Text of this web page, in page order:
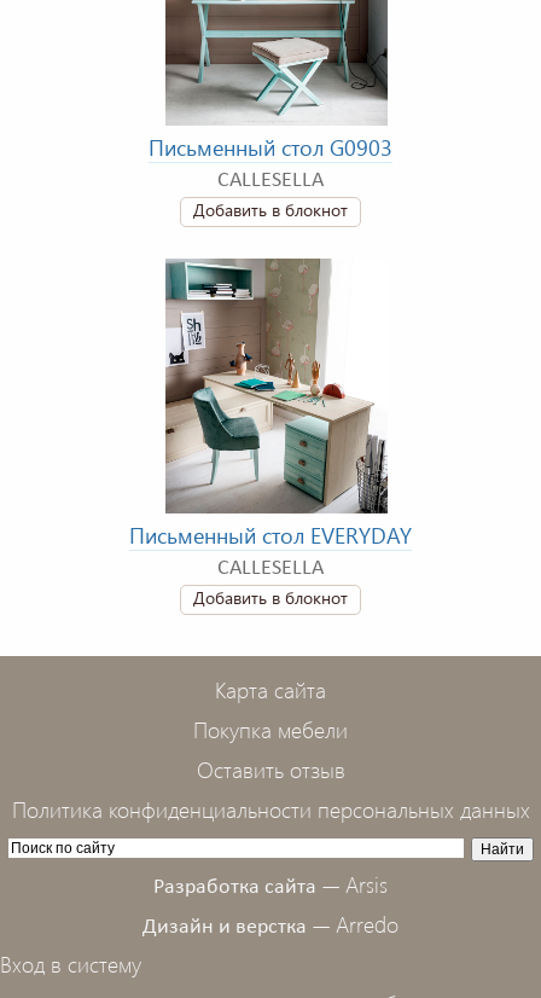
Письменный стол G0903
CALLESELLA
Добавить в блокнот
Письменный стол EVERYDAY
CALLESELLA
Добавить в блокнот
Карта сайта
Покупка мебели
Оставить отзыв
Политика конфиденциальности персональных данных
Разработка сайта — Arsis
Дизайн и верстка — Arredo
Вход в систему